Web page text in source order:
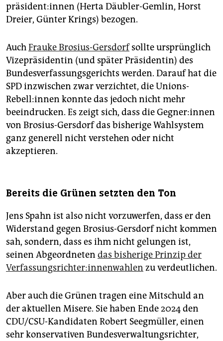
prä­si­den­t:in­nen (Herta Däubler-Gemlin, Horst
Dreier, Günter Krings) bezogen.
AuchFrauke Brosius-­Gersdorfsollte ursprünglich
Vizepräsiden­tin (und später Präsidentin) des
Bundesverfassungsgerichts werden. Darauf hat die
SPD inzwischen zwar verzichtet, die ­Unions-
Rebell:innen konnte das jedoch nicht mehr
beeindrucken. Es zeigt sich, dass die Geg­ne­r:in­nen
von Brosius-Gersdorf das bisherige Wahlsystem
ganz generell nicht verstehen oder nicht
akzeptieren.
Bereits die Grünen setzten den Ton
Jens Spahn ist also nicht vorzuwerfen, dass er den
Widerstand gegen Brosius-Gersdorf nicht kommen
sah, sondern, dass es ihm nicht gelungen ist,
seinen Abgeordneten das bisherige Prinzip der
Ver­fas­sungs­rich­te­r:in­nen­wah­len zu verdeutlichen.
Aber auch die Grünen tragen eine Mitschuld an
der aktuellen Misere. Sie haben Ende 2024 den
CDU/CSU-Kandidaten Robert Seegmüller, einen
sehr konservativen Bundesverwaltungsrichter,